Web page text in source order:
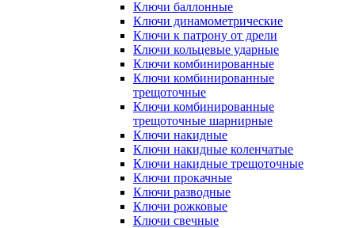
Ключи баллонные
Ключи динамометрические
Ключи к патрону от дрели
Ключи кольцевые ударные
Ключи комбинированные
Ключи комбинированные
трещоточные
Ключи комбинированные
трещоточные шарнирные
Ключи накидные
Ключи накидные коленчатые
Ключи накидные трещоточные
Ключи прокачные
Ключи разводные
Ключи рожковые
Ключи свечные